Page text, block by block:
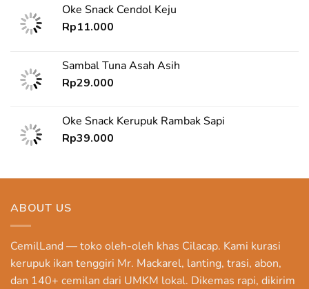
Oke Snack Cendol Keju
Rp11.000
Sambal Tuna Asah Asih
Rp29.000
Oke Snack Kerupuk Rambak Sapi
Rp39.000
ABOUT US
CemilLand — toko oleh-oleh khas Cilacap. Kami kurasi
kerupuk ikan tenggiri Mr. Mackarel, lanting, trasi, abon,
dan 140+ cemilan dari UMKM lokal. Dikemas rapi, dikirim